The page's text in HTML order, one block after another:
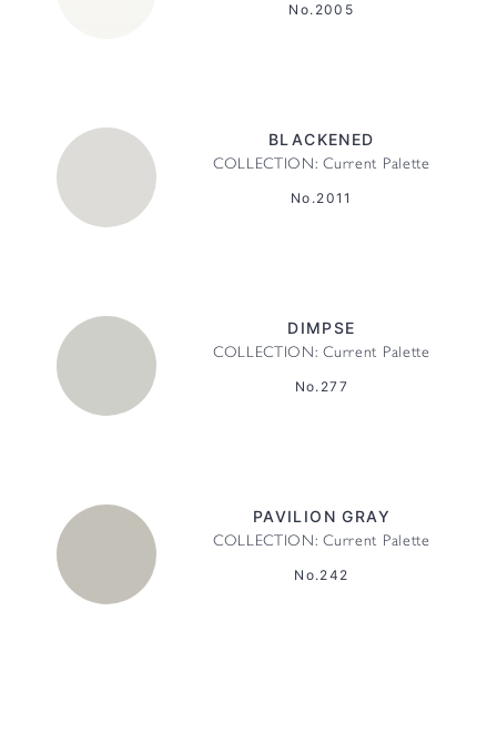
No.2005
BLACKENED
COLLECTION: Current Palette
No.2011
DIMPSE
COLLECTION: Current Palette
No.277
PAVILION GRAY
COLLECTION: Current Palette
No.242